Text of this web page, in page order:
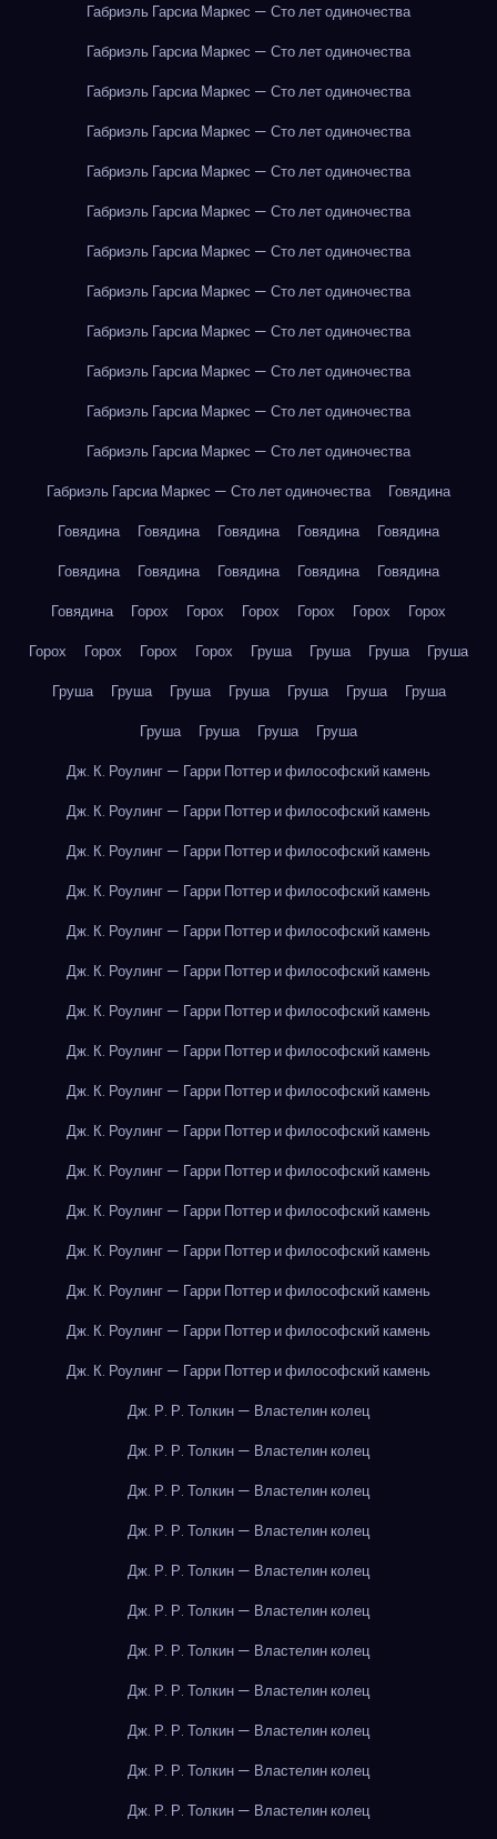
Габриэль Гарсиа Маркес — Сто лет одиночества
Габриэль Гарсиа Маркес — Сто лет одиночества
Габриэль Гарсиа Маркес — Сто лет одиночества
Габриэль Гарсиа Маркес — Сто лет одиночества
Габриэль Гарсиа Маркес — Сто лет одиночества
Габриэль Гарсиа Маркес — Сто лет одиночества
Габриэль Гарсиа Маркес — Сто лет одиночества
Габриэль Гарсиа Маркес — Сто лет одиночества
Габриэль Гарсиа Маркес — Сто лет одиночества
Габриэль Гарсиа Маркес — Сто лет одиночества
Габриэль Гарсиа Маркес — Сто лет одиночества
Габриэль Гарсиа Маркес — Сто лет одиночества
Габриэль Гарсиа Маркес — Сто лет одиночества
Говядина
Говядина
Говядина Говядина Говядина
Говядина
Говядина
Говядина Говядина Говядина
Говядина
Говядина
Горох Горох Горох Горох Горох
Горох
Горох
Горох Горох Горох Груша Груша Груша
Груша
Груша
Груша Груша Груша Груша Груша
Груша
Груша
Груша Груша
Груша
Дж. К. Роулинг — Гарри Поттер и философский камень
Дж. К. Роулинг — Гарри Поттер и философский камень
Дж. К. Роулинг — Гарри Поттер и философский камень
Дж. К. Роулинг — Гарри Поттер и философский камень
Дж. К. Роулинг — Гарри Поттер и философский камень
Дж. К. Роулинг — Гарри Поттер и философский камень
Дж. К. Роулинг — Гарри Поттер и философский камень
Дж. К. Роулинг — Гарри Поттер и философский камень
Дж. К. Роулинг — Гарри Поттер и философский камень
Дж. К. Роулинг — Гарри Поттер и философский камень
Дж. К. Роулинг — Гарри Поттер и философский камень
Дж. К. Роулинг — Гарри Поттер и философский камень
Дж. К. Роулинг — Гарри Поттер и философский камень
Дж. К. Роулинг — Гарри Поттер и философский камень
Дж. К. Роулинг — Гарри Поттер и философский камень
Дж. К. Роулинг — Гарри Поттер и философский камень
Дж. Р. Р. Толкин — Властелин колец
Дж. Р. Р. Толкин — Властелин колец
Дж. Р. Р. Толкин — Властелин колец
Дж. Р. Р. Толкин — Властелин колец
Дж. Р. Р. Толкин — Властелин колец
Дж. Р. Р. Толкин — Властелин колец
Дж. Р. Р. Толкин — Властелин колец
Дж. Р. Р. Толкин — Властелин колец
Дж. Р. Р. Толкин — Властелин колец
Дж. Р. Р. Толкин — Властелин колец
Дж. Р. Р. Толкин — Властелин колец